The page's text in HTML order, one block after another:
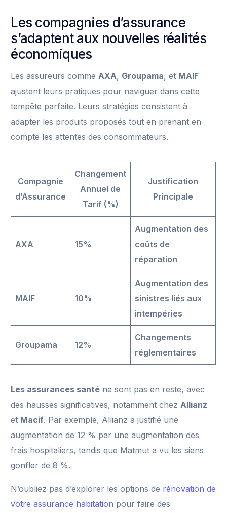
Les compagnies d’assurance
s’adaptent aux nouvelles réalités
économiques
Les assureurs commeAXA, Groupama, et MAIF
ajustent leurs pratiques pour naviguer dans cette
tempête parfaite. Leurs stratégies consistent à
adapter les produits proposés tout en prenant en
compte les attentes des consommateurs.
Compagnie
d’Assurance
Changement
Annuel de
Tarif (%)
Justification
Principale
AXA 15%
Augmentation des
coûts de
réparation
MAIF 10%
Augmentation des
sinistres liés aux
intempéries
Groupama 12%
Changements
réglementaires
Les assurances santé ne sont pas en reste, avec
des hausses significatives, notamment chezAllianz
et Macif. Par exemple, Allianz a justifié une
augmentation de 12 % par une augmentation des
frais hospitaliers, tandis que Matmut a vu les siens
gonfler de 8 %.
N’oubliez pas d’explorer les options de rénovation de
votre assurance habitation pour faire des